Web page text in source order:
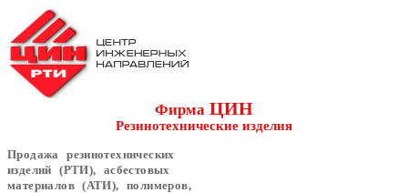
Фирма ЦИН
Резинотехнические изделия
Продажа резинотехнических
изделий (РТИ), асбестовых
материалов (АТИ), полимеров,